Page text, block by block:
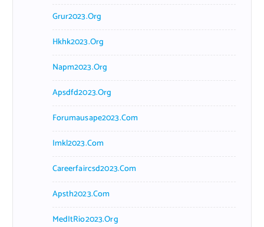
Grur2023.org
Hkhk2023.org
Napm2023.org
Apsdfd2023.org
Forumausape2023.com
Imkl2023.com
Careerfaircsd2023.com
Apsth2023.com
MedItRio2023.org